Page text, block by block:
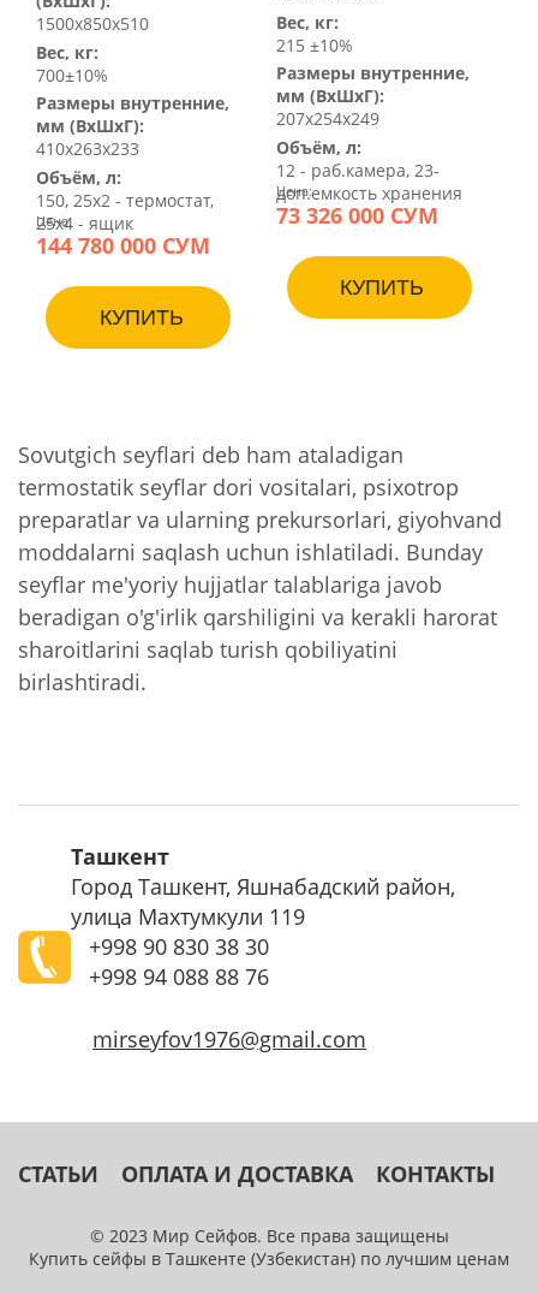
1500x850x510
Вес, кг:
700±10%
Размеры внутренние,
мм (ВхШхГ):
410x263x233
Объём, л:
150, 25х2 - термостат,
25х4 - ящик
Цена:
144 780 000 СУМ
КУПИТЬ
Вес, кг:
215 ±10%
Размеры внутренние,
мм (ВхШхГ):
207x254x249
Объём, л:
12 - раб.камера, 23-
доп.емкость хранения
Цена:
73 326 000 СУМ
КУПИТЬ
Sovutgich seyflari deb ham ataladigan
termostatik seyflar dori vositalari, psixotrop
preparatlar va ularning prekursorlari, giyohvand
moddalarni saqlash uchun ishlatiladi. Bunday
seyflar me'yoriy hujjatlar talablariga javob
beradigan o'g'irlik qarshiligini va kerakli harorat
sharoitlarini saqlab turish qobiliyatini
birlashtiradi.
Ташкент
Город Ташкент, Яшнабадский район,
улица Махтумкули 119
+998 90 830 38 30
+998 94 088 88 76
mirseyfov1976@gmail.com
СТАТЬИ ОПЛАТА И ДОСТАВКА КОНТАКТЫ
© 2023 Мир Сейфов. Все права защищены
Купить сейфы в Ташкенте (Узбекистан) по лучшим ценам